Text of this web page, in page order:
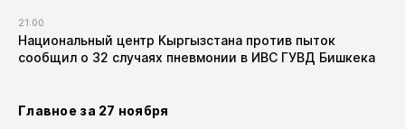
21:00
Национальный центр Кыргызстана против пыток
сообщил о 32 случаях пневмонии в ИВС ГУВД Бишкека
Главное за 27 ноября